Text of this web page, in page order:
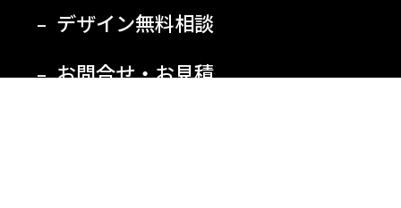
デザイン無料相談
お問合せ・お見積